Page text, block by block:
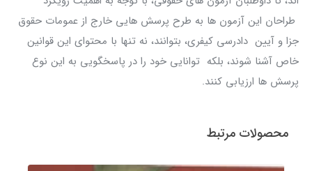
طراحان این آزمون ها به طرح پرسش هایی خارج از عمومات حقوق
جزا و آیین دادرسی کیفری، بتوانند، نه تنها با محتوای این قوانین
خاص آشنا شوند، بلکه توانایی خود را در پاسخگویی به این نوع
پرسش ها ارزیابی کنند.
محصولات مرتبط